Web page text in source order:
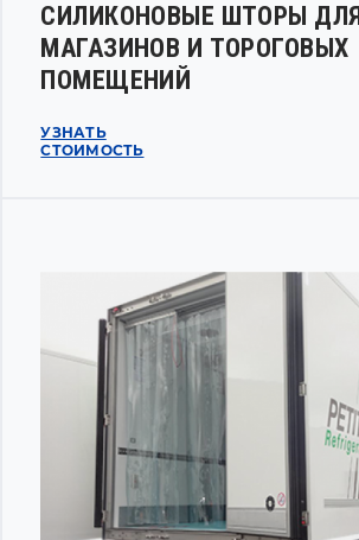
СИЛИКОНОВЫЕ ШТОРЫ ДЛЯ
МАГАЗИНОВ И ТОРОГОВЫХ
ПОМЕЩЕНИЙ
УЗНАТЬ
СТОИМОСТЬ